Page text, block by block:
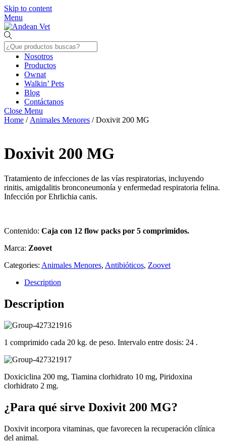
Skip to content
Menu
Nosotros
Productos
Ownat
Walkin’ Pets
Blog
Contáctanos
Close Menu
Home / Animales Menores / Doxivit 200 MG
Doxivit 200 MG
Tratamiento de infecciones de las vías respiratorias, incluyendo
rinitis, amigdalitis bronconeumonía y enfermedad respiratoria felina.
Infección por Ehrlichia canis.
Contenido: Caja con 12 flow packs por 5 comprimidos.
Marca: Zoovet
Categories: Animales Menores, Antibióticos, Zoovet
Description
Description
1 comprimido cada 20 kg. de peso. Intervalo entre dosis: 24 .
Doxiciclina 200 mg, Tiamina clorhidrato 10 mg, Piridoxina
clorhidrato 2 mg.
¿Para qué sirve Doxivit 200 MG?
Doxivit incorpora vitaminas, que favorecen la recuperación clínica
del animal.